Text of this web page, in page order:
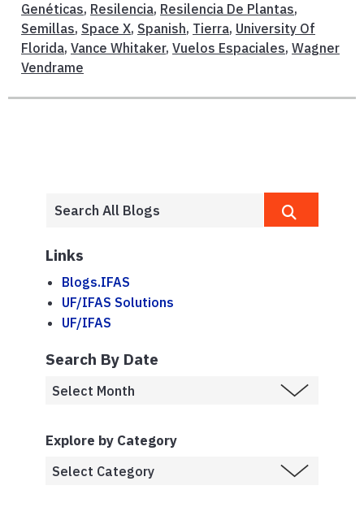
Genéticas, Resilencia, Resilencia De Plantas,
Semillas, Space X, Spanish, Tierra, University Of
Florida, Vance Whitaker, Vuelos Espaciales, Wagner
Vendrame
Links
Blogs.IFAS
UF/IFAS Solutions
UF/IFAS
Search By Date
Explore by Category